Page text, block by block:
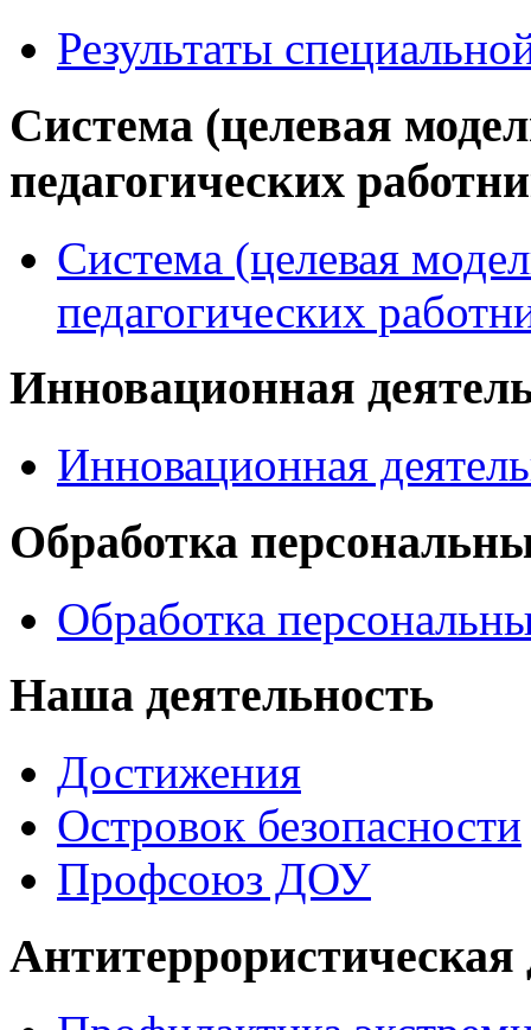
Результаты
Система (целевая
педагогических
Система (целевая
педагогических
Инновационная
Инновационная
Обработка
Обработка
Наша деятельность
Достижения
Островок безопасности
Профсоюз ДОУ
Антитеррористическая